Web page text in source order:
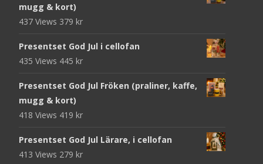
mugg & kort)
437 Views 379 kr
Presentset God Jul i cellofan
435 Views 445 kr
Presentset God Jul Fröken (praliner, kaffe,
mugg & kort)
418 Views 419 kr
Presentset God Jul Lärare, i cellofan
413 Views 279 kr